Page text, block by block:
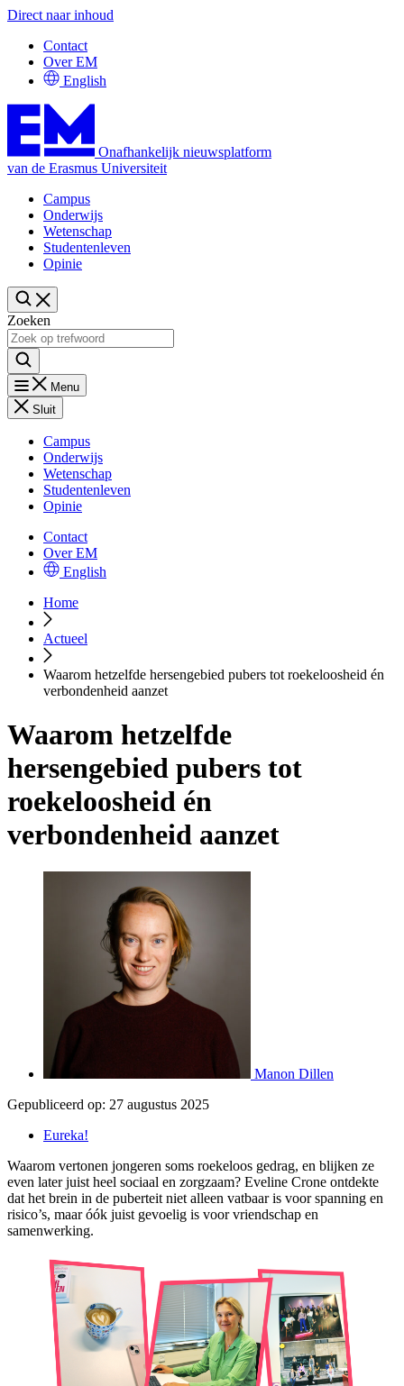
Direct naar inhoud
Contact
Over EM
English
Onafhankelijk nieuwsplatform
van de Erasmus Universiteit
Campus
Onderwijs
Wetenschap
Studentenleven
Opinie
Zoeken
Menu
Sluit
Campus
Onderwijs
Wetenschap
Studentenleven
Opinie
Contact
Over EM
English
Home
Actueel
Waarom hetzelfde hersengebied pubers tot roekeloosheid én
verbondenheid aanzet
Waarom hetzelfde
hersengebied pubers tot
roekeloosheid én
verbondenheid aanzet
Manon Dillen
Gepubliceerd op: 27 augustus 2025
Eureka!
Waarom vertonen jongeren soms roekeloos gedrag, en blijken ze
even later juist heel sociaal en zorgzaam? Eveline Crone ontdekte
dat het brein in de puberteit niet alleen vatbaar is voor spanning en
risico’s, maar óók juist gevoelig is voor vriendschap en
samenwerking.